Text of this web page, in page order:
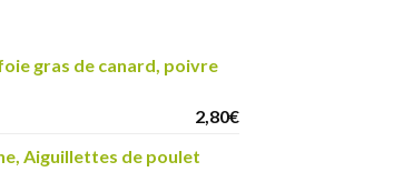
gras de canard, poivre
2,80€
Aiguillettes de poulet